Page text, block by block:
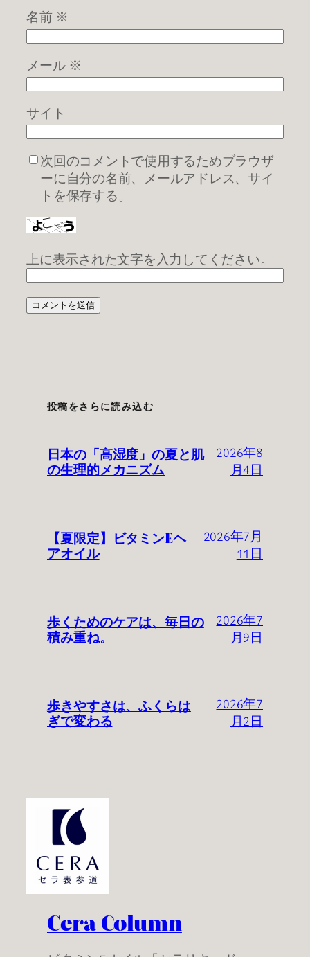
名前 ※
メール ※
サイト
次回のコメントで使用するためブラウザ
ーに自分の名前、メールアドレス、サイ
トを保存する。
上に表示された文字を入力してください。
投稿をさらに読み込む
日本の「高湿度」の夏と肌
の生理的メカニズム
2026年8
月4日
【夏限定】ビタミンEヘ
アオイル
2026年7月
11日
歩くためのケアは、毎日の
積み重ね。
2026年7
月9日
歩きやすさは、ふくらは
ぎで変わる
2026年7
月2日
Cera Column